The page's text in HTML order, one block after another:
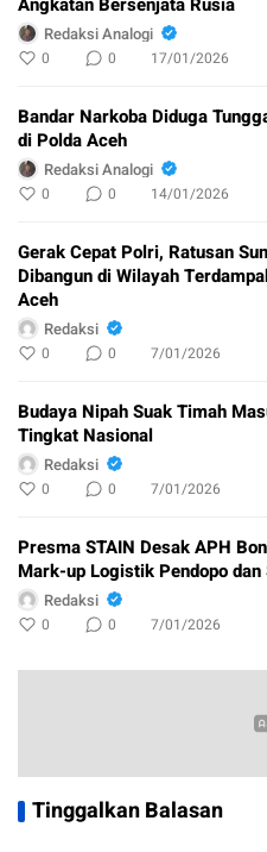
Redaksi Analogi
0 0 17/01/2026
Bandar Narkoba Diduga
di Polda Aceh
Redaksi Analogi
0 0 14/01/2026
Gerak Cepat Polri, Ratusan
Dibangun di Wilayah
Aceh
Redaksi
0 0 7/01/2026
Budaya Nipah Suak Timah
Tingkat Nasional
Redaksi
0 0 7/01/2026
Presma STAIN Desak APH
Mark-up Logistik Pendopo
Redaksi
0 0 7/01/2026
Tinggalkan Balasan